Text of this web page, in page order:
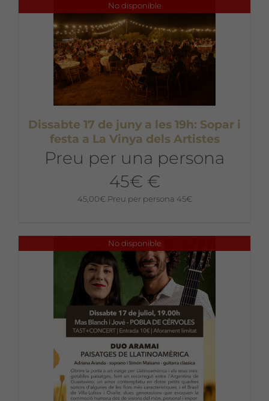
No disponible
Dissabte 17 de juny a les 19h: Sopar i
festa a La Vinya dels Artistes
Preu per una persona
45€ €
45,00€ Preu per persona 45€
No disponible